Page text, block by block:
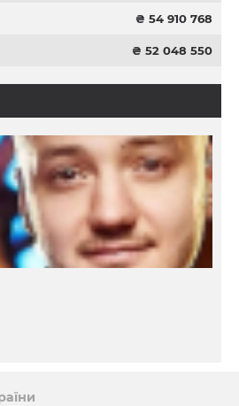
₴ 54 910 768
₴ 52 048 550